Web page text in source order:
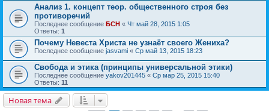
Анализ 1. концепт теор. общественного строя без
противоречий
Последнее сообщение БСН « Чт май 28, 2015 1:05
Ответы: 1
Почему Невеста Христа не узнаёт своего Жениха?
Последнее сообщение jasvami « Ср май 13, 2015 18:23
Свобода и этика (принципы универсальной этики)
Последнее сообщение yakov201445 « Ср мар 25, 2015 15:40
Ответы: 11
Новая тема